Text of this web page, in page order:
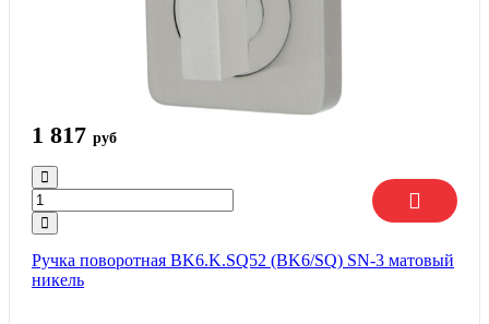
1 817 руб
Ручка поворотная BK6.K.SQ52 (BK6/SQ) SN-3 матовый
никель